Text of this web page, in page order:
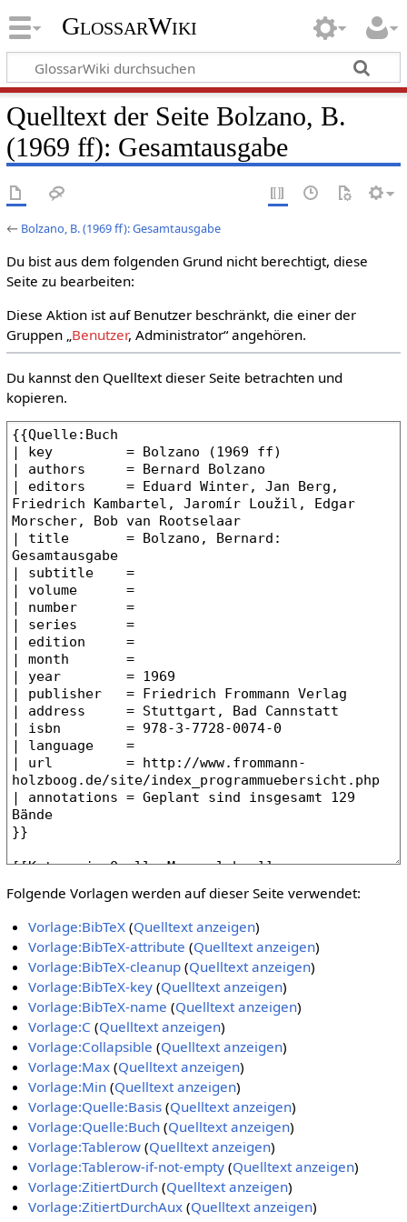
GlossarWiki
Quelltext der Seite Bolzano, B.
(1969 ff): Gesamtausgabe
← Bolzano, B. (1969 ff): Gesamtausgabe
Du bist aus dem folgenden Grund nicht berechtigt, diese
Seite zu bearbeiten:
Diese Aktion ist auf Benutzer beschränkt, die einer der
Gruppen „Benutzer, Administrator“ angehören.
Du kannst den Quelltext dieser Seite betrachten und
kopieren.
Folgende Vorlagen werden auf dieser Seite verwendet:
Vorlage:BibTeX (Quelltext anzeigen)
Vorlage:BibTeX-attribute (Quelltext anzeigen)
Vorlage:BibTeX-cleanup (Quelltext anzeigen)
Vorlage:BibTeX-key (Quelltext anzeigen)
Vorlage:BibTeX-name (Quelltext anzeigen)
Vorlage:C (Quelltext anzeigen)
Vorlage:Collapsible (Quelltext anzeigen)
Vorlage:Max (Quelltext anzeigen)
Vorlage:Min (Quelltext anzeigen)
Vorlage:Quelle:Basis (Quelltext anzeigen)
Vorlage:Quelle:Buch (Quelltext anzeigen)
Vorlage:Tablerow (Quelltext anzeigen)
Vorlage:Tablerow-if-not-empty (Quelltext anzeigen)
Vorlage:ZitiertDurch (Quelltext anzeigen)
Vorlage:ZitiertDurchAux (Quelltext anzeigen)